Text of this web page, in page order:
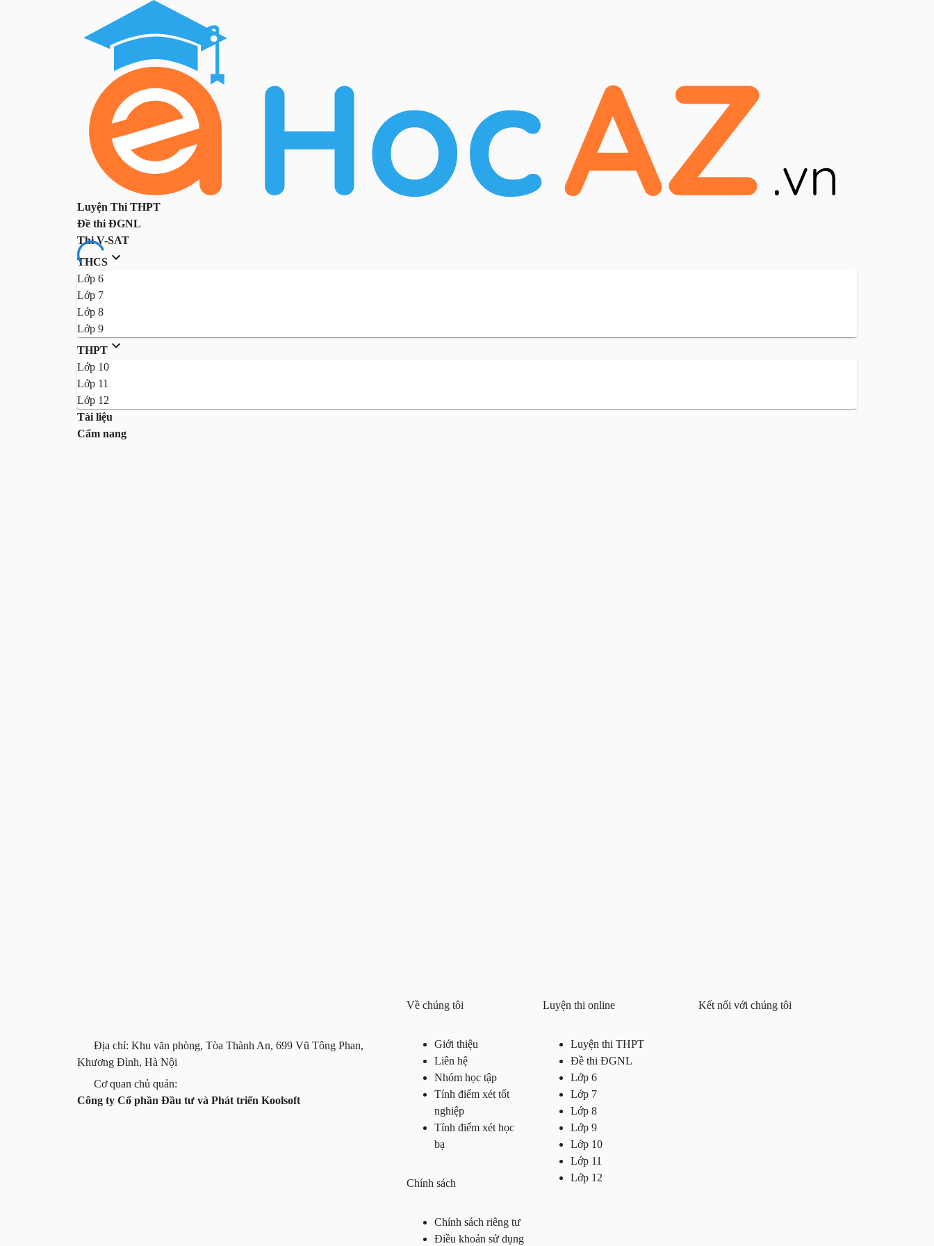
Luyện Thi THPT
Đề thi ĐGNL
Thi V-SAT
THCS
Lớp 6
Lớp 7
Lớp 8
Lớp 9
THPT
Lớp 10
Lớp 11
Lớp 12
Tài liệu
Cẩm nang
Địa chỉ: Khu văn phòng, Tòa Thành An, 699 Vũ Tông Phan,
Khương Đình, Hà Nội
Cơ quan chủ quản:
Công ty Cổ phần Đầu tư và Phát triển Koolsoft
Về chúng tôi
Giới thiệu
Liên hệ
Nhóm học tập
Tính điểm xét tốt
nghiệp
Tính điểm xét học
bạ
Chính sách
Chính sách riêng tư
Điều khoản sử dụng
Luyện thi online
Luyện thi THPT
Đề thi ĐGNL
Lớp 6
Lớp 7
Lớp 8
Lớp 9
Lớp 10
Lớp 11
Lớp 12
Kết nối với chúng tôi